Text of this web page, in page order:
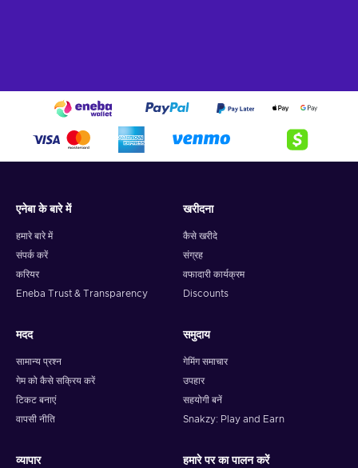
एनेबा के बारे में
हमारे बारे में
संपर्क करें
करियर
Eneba Trust & Transparency
खरीदना
कैसे खरीदे
संग्रह
वफादारी कार्यक्रम
Discounts
मदद
सामान्य प्रश्न
गेम को कैसे सक्रिय करें
टिकट बनाएं
वापसी नीति
समुदाय
गेमिंग समाचार
उपहार
सहयोगी बनें
Snakzy: Play and Earn
व्यापार हमारे पर का पालन करें